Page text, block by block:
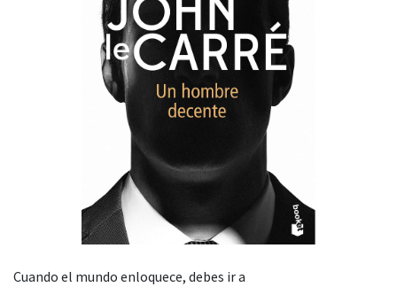
Cuando el mundo enloquece, debes ir a